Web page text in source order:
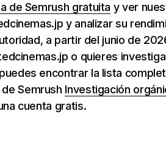
de Semrush gratuita y ver
y analizar su
a partir del junio de
o quieres
encontrar la lista
de Semrush Investigación
cuenta gratis.